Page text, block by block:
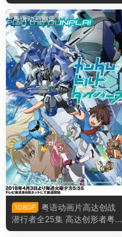
动战士高达SEED双粤语版
粤语动画剧集
1080P
粤语动画片高达创战
潜行者全25集 高达创形者粤语
版